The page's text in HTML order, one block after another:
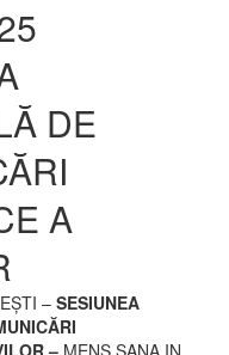
DE
A
–SESIUNEA